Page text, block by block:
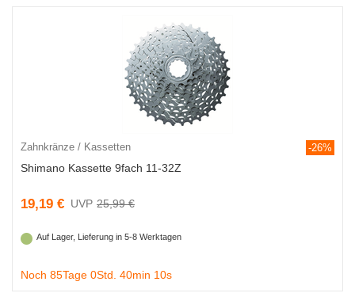
Zahnkränze / Kassetten -26%
Shimano Kassette 9fach 11-32Z
19,19 € 25,99 €
Auf Lager, Lieferung in 5-8 Werktagen
Noch 85Tage 0Std. 40min 9s